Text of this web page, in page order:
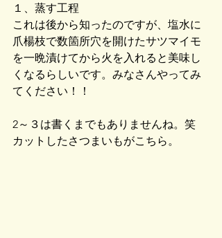
１、蒸す工程
これは後から知ったのですが、塩水に
爪楊枝で数箇所穴を開けたサツマイモ
を一晩漬けてから火を入れると美味し
くなるらしいです。みなさんやってみ
てください！！
2～３は書くまでもありませんね。笑
カットしたさつまいもがこちら。